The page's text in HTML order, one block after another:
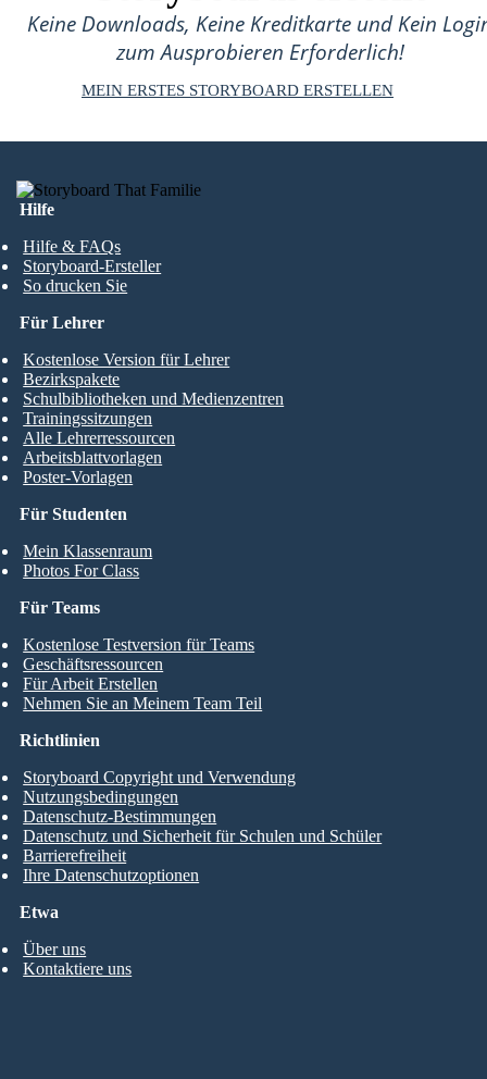
Keine Downloads, Keine Kreditkarte und Kein
zum Ausprobieren Erforderlich!
MEIN ERSTES STORYBOARD ERSTELLEN
Hilfe
Hilfe & FAQs
Storyboard-Ersteller
So drucken Sie
Für Studenten
Mein Klassenraum
Photos For Class
Für Lehrer
Kostenlose Version für Lehrer
Bezirkspakete
Schulbibliotheken und Medienzentren
Trainingssitzungen
Alle Lehrerressourcen
Arbeitsblattvorlagen
Poster-Vorlagen
Für Teams
Kostenlose Testversion für Teams
Geschäftsressourcen
Für Arbeit Erstellen
Nehmen Sie an Meinem Team Teil
Etwa
Über uns
Kontaktiere uns
Richtlinien
Storyboard Copyright und Verwendung
Nutzungsbedingungen
Datenschutz-Bestimmungen
Datenschutz und Sicherheit für Schulen und Schüler
Barrierefreiheit
Ihre Datenschutzoptionen